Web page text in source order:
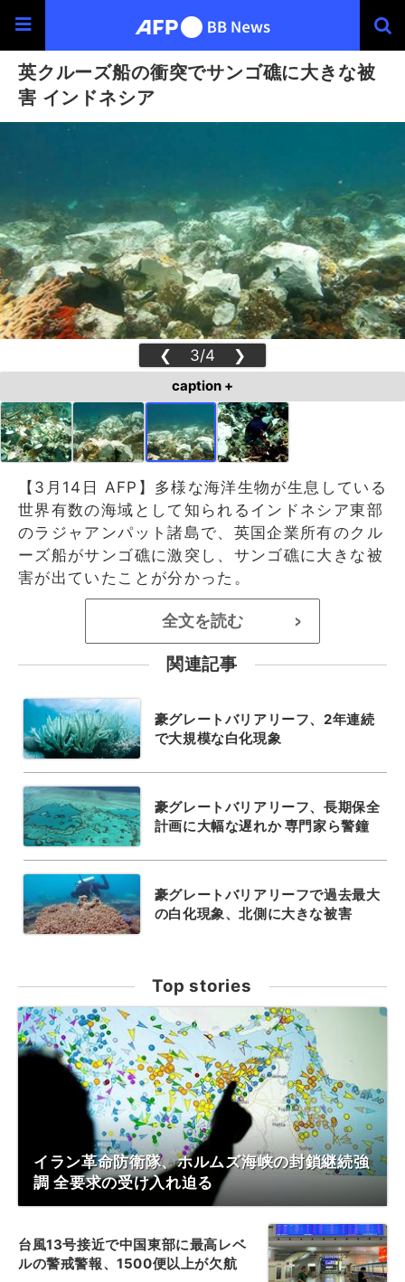
英クルーズ船の衝突でサンゴ礁に大きな被
害 インドネシア
❮ 3/4 ❯
caption +
【3月14日 AFP】多様な海洋生物が生息している
世界有数の海域として知られるインドネシア東部
のラジャアンパット諸島で、英国企業所有のクル
ーズ船がサンゴ礁に激突し、サンゴ礁に大きな被
害が出ていたことが分かった。
全文を読む >
関連記事
豪グレートバリアリーフ、2年連続
で大規模な白化現象
豪グレートバリアリーフ、長期保全
計画に大幅な遅れか 専門家ら警鐘
豪グレートバリアリーフで過去最大
の白化現象、北側に大きな被害
Top stories
イラン革命防衛隊、ホルムズ海峡の封鎖継続強
調 全要求の受け入れ迫る
台風13号接近で中国東部に最高レベ
ルの警戒警報、1500便以上が欠航